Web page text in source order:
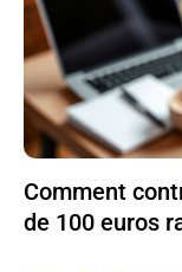
Comment
de 100 euros